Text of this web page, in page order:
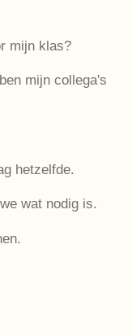
mijn klas?
mijn collega's
hetzelfde.
wat nodig is.